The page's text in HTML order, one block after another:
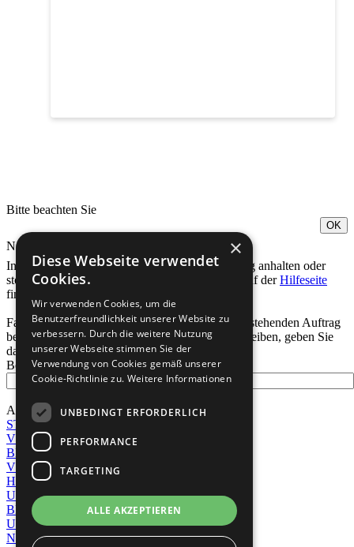
Bitte beachten Sie
OK
Notfall-Kontakt
In IhrerBestellübersichtkönnen Sie Ihren Auftrag anhalten oder
stornieren, solange er noch nicht im Druck ist. Auf derHilfeseite
finden Sie Antworten auf wichtige Fragen.
Falls eine andere dringende Anfrage zu einem bestehenden Auftrag
besteht, können Sie auch eine E-Mail an uns schreiben, geben Sie
dafür folgende Daten an:
Bestellnummer:
ABBRECHEN
STARTSEITE
VERSAND
BEWERTUNG
VOR ORT
HILFE
UNTERNEHMEN
BEZAHLUNG
UMWELT
NEWSLETTER
×
Diese Webseite verwendet
Cookies.
Wir verwenden Cookies, um die
Benutzerfreundlichkeit unserer Website zu
verbessern. Durch die weitere Nutzung
unserer Webseite stimmen Sie der
Verwendung von Cookies gemäß unserer
Cookie-Richtlinie zu. Weitere Informationen
UNBEDINGT ERFORDERLICH
PERFORMANCE
TARGETING
ALLE AKZEPTIEREN